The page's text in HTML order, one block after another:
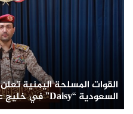
القوات المسلحة اليمنية
السعودية “Daisy” في خليج عدن بصاروخ باليستي